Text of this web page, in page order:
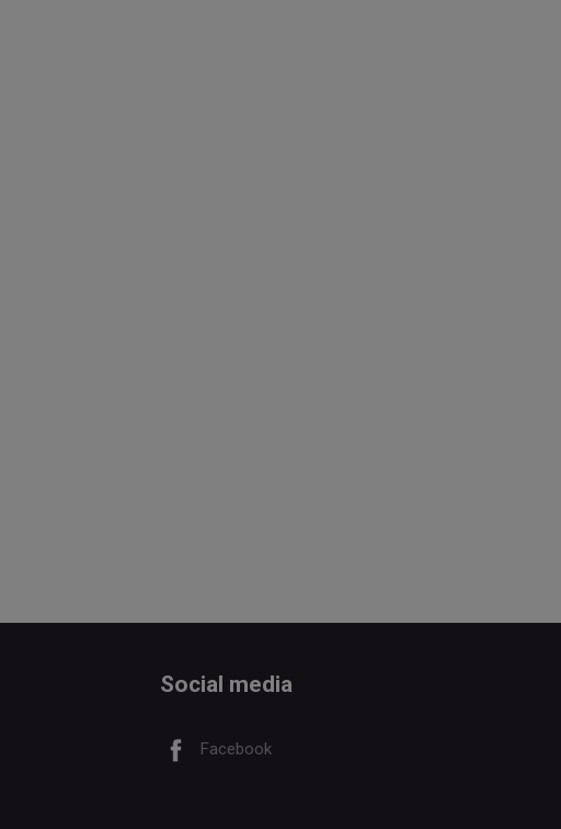
Social media
Facebook